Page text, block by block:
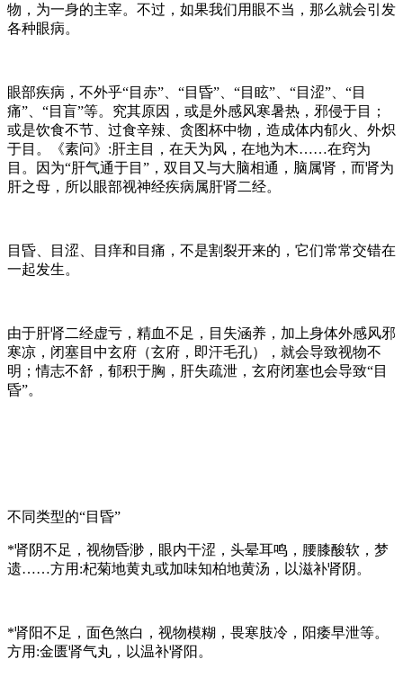
物，为一身的主宰。不过，如果我们用眼不当，那么就会引发
各种眼病。
眼部疾病，不外乎“目赤”、“目昏”、“目眩”、“目涩”、“目
痛”、“目盲”等。究其原因，或是外感风寒暑热，邪侵于目；
或是饮食不节、过食辛辣、贪图杯中物，造成体内郁火、外炽
于目。《素问》:肝主目，在天为风，在地为木……在窍为
目。因为“肝气通于目”，双目又与大脑相通，脑属肾，而肾为
肝之母，所以眼部视神经疾病属肝肾二经。
目昏、目涩、目痒和目痛，不是割裂开来的，它们常常交错在
一起发生。
由于肝肾二经虚亏，精血不足，目失涵养，加上身体外感风邪
寒凉，闭塞目中玄府（玄府，即汗毛孔），就会导致视物不
明；情志不舒，郁积于胸，肝失疏泄，玄府闭塞也会导致“目
昏”。
不同类型的“目昏”
*肾阴不足 ，视物昏渺，眼内干涩，头晕耳鸣，腰膝酸软，梦
遗……方用:杞菊地黄丸或加味知柏地黄汤，以滋补肾阴。
*肾阳不足 ，面色煞白，视物模糊，畏寒肢冷，阳痿早泄等。
方用:金匮肾气丸，以温补肾阳。